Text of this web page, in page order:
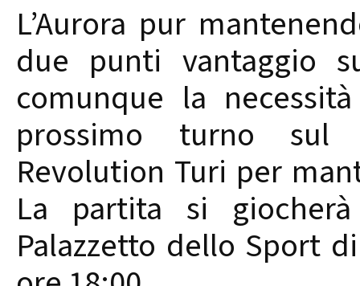
L’Aurora pur
due punti vantaggio
comunque la
prossimo turno sul
Revolution Turi per
La partita si
Palazzetto dello Sport